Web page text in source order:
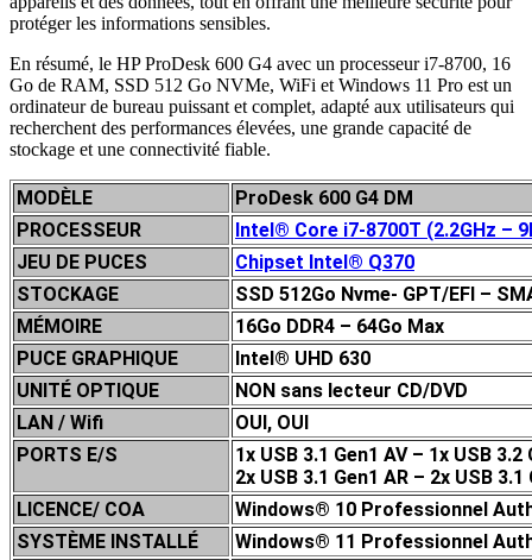
protéger les informations sensibles.
En résumé, le HP ProDesk 600 G4 avec un processeur i7-8700, 16
Go de RAM, SSD 512 Go NVMe, WiFi et Windows 11 Pro est un
ordinateur de bureau puissant et complet, adapté aux utilisateurs qui
recherchent des performances élevées, une grande capacité de
stockage et une connectivité fiable.
MODÈLE
ProDesk 600 G4 DM
PROCESSEUR
Intel® Core i7-8700T (2.2GHz –
JEU DE PUCES
Chipset Intel® Q370
STOCKAGE
SSD 512Go Nvme- GPT/EFI –
MÉMOIRE
16Go DDR4 – 64Go Max
PUCE GRAPHIQUE
Intel® UHD 630
UNITÉ OPTIQUE
NON sans lecteur CD/DVD
LAN / Wifi
OUI, OUI
PORTS E/S
1x USB 3.1 Gen1 AV – 1x USB
2x USB 3.1 Gen1 AR – 2x USB
LICENCE/ COA
Windows® 10 Professionnel
SYSTÈME INSTALLÉ
Windows® 11 Professionnel